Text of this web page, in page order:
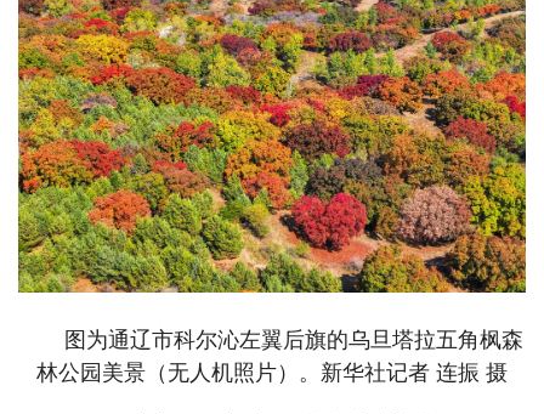
图为通辽市科尔沁左翼后旗的乌旦塔拉五角枫森
林公园美景（无人机照片）。新华社记者 连振 摄